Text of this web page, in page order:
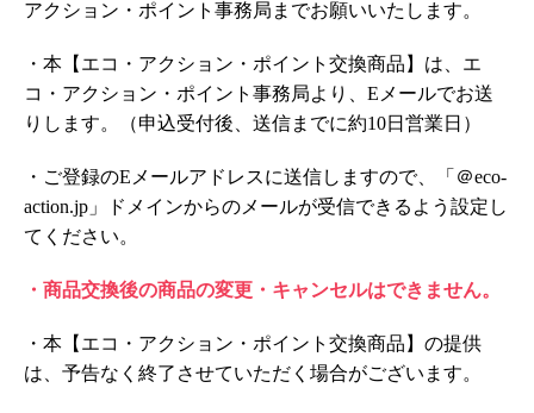
アクション・ポイント事務局までお願いいたします。
・本【エコ・アクション・ポイント交換商品】は、エ
コ・アクション・ポイント事務局より、Eメールでお送
りします。（申込受付後、送信までに約10日営業日）
・ご登録のEメールアドレスに送信しますので、「＠eco-
action.jp」ドメインからのメールが受信できるよう設定し
てください。
・商品交換後の商品の変更・キャンセルはできません。
・本【エコ・アクション・ポイント交換商品】の提供
は、予告なく終了させていただく場合がございます。